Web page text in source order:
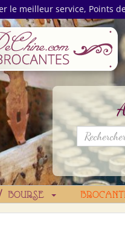
le meilleur service, Points
BOURSE